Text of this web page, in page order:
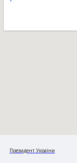
Президент України